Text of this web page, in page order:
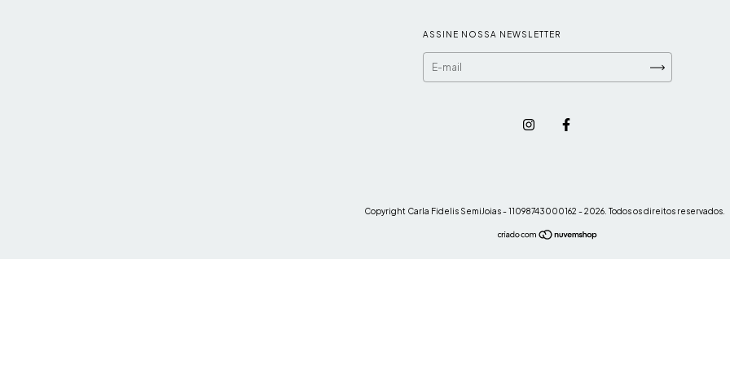
ASSINE NOSSA NEWSLETTER
Copyright Carla Fidelis SemiJoias - 11098743000162 - 2026. Todos os direitos reservados.